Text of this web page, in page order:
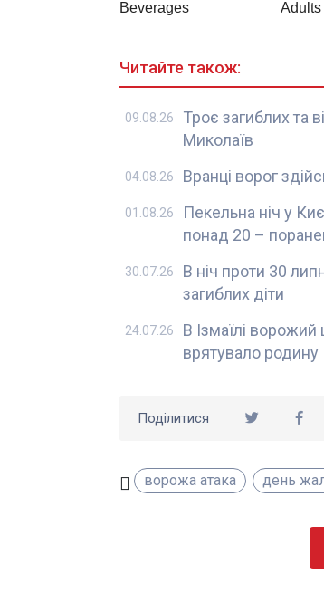
Читайте також:
Троє загиблих та
Миколаїв
09.08.26
Вранці ворог
04.08.26
Пекельна ніч у
понад 20 –
01.08.26
В ніч проти 30
загиблих діти
30.07.26
В Ізмаїлі
врятувало родину
24.07.26
Поділитися
ворожа атака день